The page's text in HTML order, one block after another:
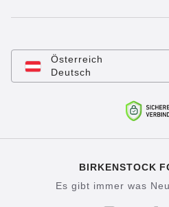
Österreich
Deutsch
BIRKENSTOCK
Es gibt immer was